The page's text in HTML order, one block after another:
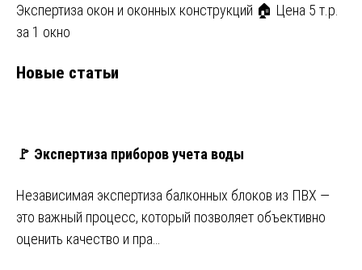
Экспертиза окон и оконных конструкций 🏠 Цена 5 т.р.
за 1 окно
Новые статьи
🚩 Экспертиза приборов учета воды
Независимая экспертиза балконных блоков из ПВХ —
это важный процесс, который позволяет объективно
оценить качество и пра…